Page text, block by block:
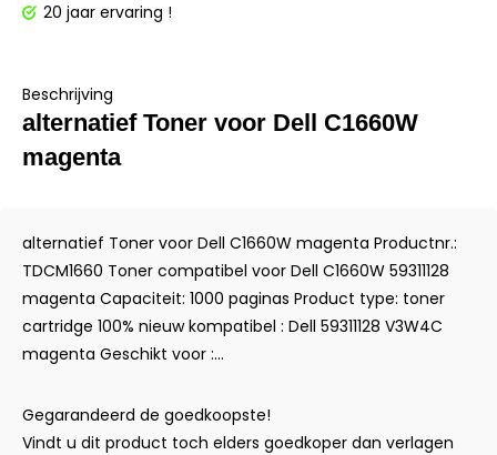
20 jaar ervaring !
Beschrijving
alternatief Toner voor Dell C1660W
magenta
alternatief Toner voor Dell C1660W magenta Productnr.:
TDCM1660 Toner compatibel voor Dell C1660W 59311128
magenta Capaciteit: 1000 paginas Product type: toner
cartridge 100% nieuw kompatibel : Dell 59311128 V3W4C
magenta Geschikt voor :...
Gegarandeerd de goedkoopste!
Vindt u dit product toch elders goedkoper dan verlagen